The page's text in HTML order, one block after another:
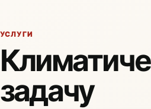
УСЛУГИ
задачу